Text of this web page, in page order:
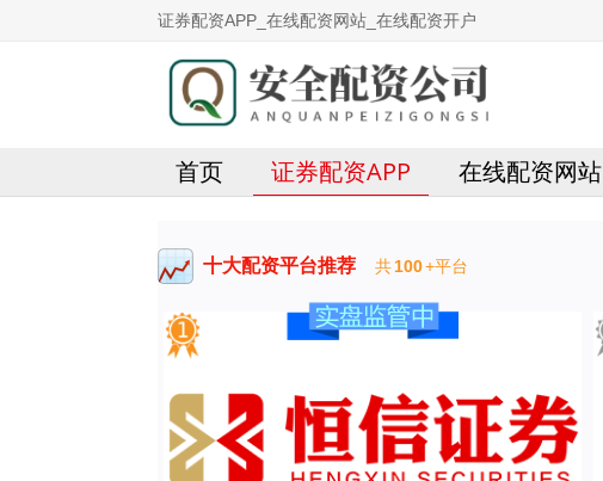
证券配资APP_在线配资网站_在线配资开户
首页 证券配资APP 在线配资网站
十大配资平台推荐 共100+平台